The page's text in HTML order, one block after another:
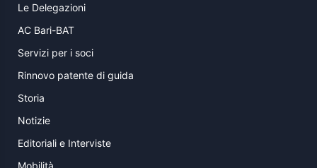
Le Delegazioni
AC Bari-BAT
Servizi per i soci
Rinnovo patente di guida
Storia
Notizie
Editoriali e Interviste